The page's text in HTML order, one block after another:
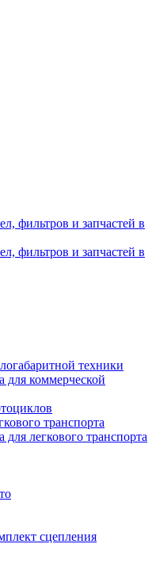
техники
для коммерческой
транспорта
легкового транспорта
сцепления